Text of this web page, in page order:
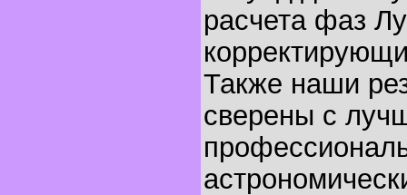
расчета фаз
Также наши
сверены с